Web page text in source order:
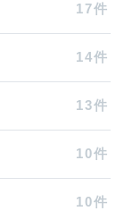
17件
14件
13件
10件
10件